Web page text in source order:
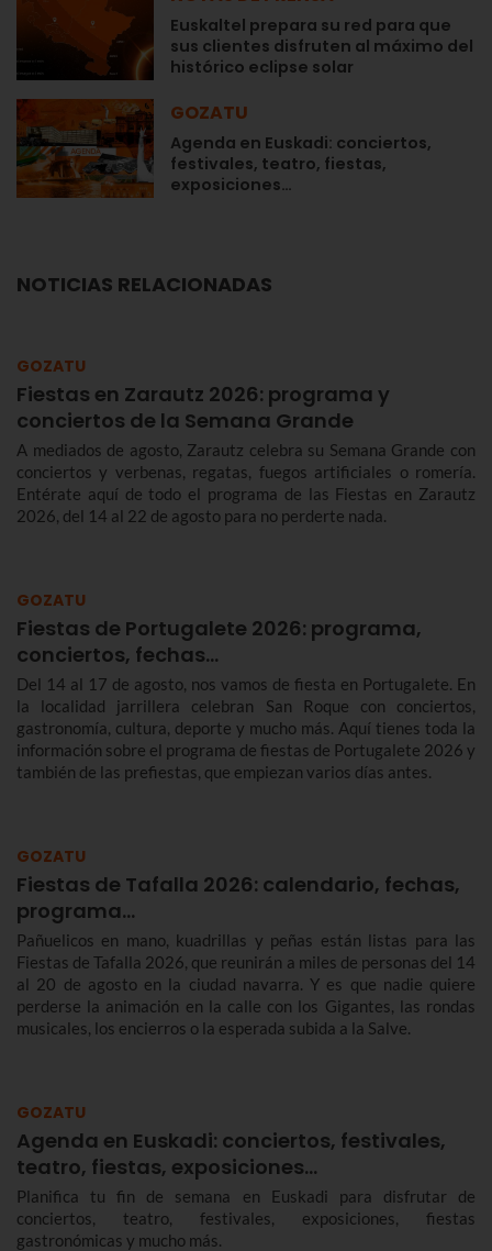
Euskaltel prepara su red para que
sus clientes disfruten al máximo del
histórico eclipse solar
GOZATU
Agenda en Euskadi: conciertos,
festivales, teatro, fiestas,
exposiciones…
NOTICIAS RELACIONADAS
GOZATU
Fiestas en Zarautz 2026: programa y
conciertos de la Semana Grande
A mediados de agosto, Zarautz celebra su Semana Grande con
conciertos y verbenas, regatas, fuegos artificiales o romería.
Entérate aquí de todo el programa de las Fiestas en Zarautz
2026, del 14 al 22 de agosto para no perderte nada.
GOZATU
Fiestas de Portugalete 2026: programa,
conciertos, fechas…
Del 14 al 17 de agosto, nos vamos de fiesta en Portugalete. En
la localidad jarrillera celebran San Roque con conciertos,
gastronomía, cultura, deporte y mucho más. Aquí tienes toda la
información sobre el programa de fiestas de Portugalete 2026 y
también de las prefiestas, que empiezan varios días antes.
GOZATU
Fiestas de Tafalla 2026: calendario, fechas,
programa…
Pañuelicos en mano, kuadrillas y peñas están listas para las
Fiestas de Tafalla 2026, que reunirán a miles de personas del 14
al 20 de agosto en la ciudad navarra. Y es que nadie quiere
perderse la animación en la calle con los Gigantes, las rondas
musicales, los encierros o la esperada subida a la Salve.
GOZATU
Agenda en Euskadi: conciertos, festivales,
teatro, fiestas, exposiciones…
Planifica tu fin de semana en Euskadi para disfrutar de
conciertos, teatro, festivales, exposiciones, fiestas
gastronómicas y mucho más.